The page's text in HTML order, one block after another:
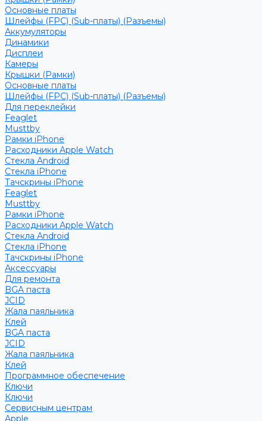
Основные платы
Шлейфы (FPC) (Sub-платы) (Разъемы)
Аккумуляторы
Динамики
Дисплеи
Камеры
Крышки (Рамки)
Основные платы
Шлейфы (FPC) (Sub-платы) (Разъемы)
Для переклейки
Feaglet
Musttby
Рамки iPhone
Расходники Apple Watch
Стекла Android
Стекла iPhone
Тачскрины iPhone
Feaglet
Musttby
Рамки iPhone
Расходники Apple Watch
Стекла Android
Стекла iPhone
Тачскрины iPhone
Аксессуары
Для ремонта
BGA паста
JCID
Жала паяльника
Клей
BGA паста
JCID
Жала паяльника
Клей
Программное обеспечение
Ключи
Ключи
Сервисным центрам
Apple